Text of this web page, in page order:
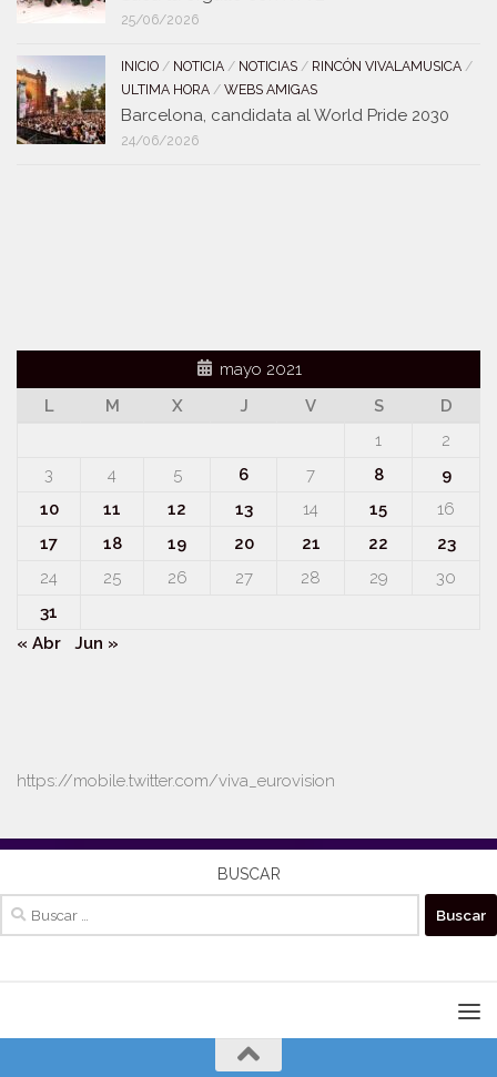
25/06/2026
INICIO / NOTICIA / NOTICIAS / RINCÓN VIVALAMUSICA /
ULTIMA HORA / WEBS AMIGAS
Barcelona, candidata al World Pride 2030
24/06/2026
mayo 2021
L
M X J V S
D
1
2
3
4 5 6 7 8
9
10
11 12 13 14 15
16
17
18 19 20 21 22
23
24
25 26 27 28 29
30
31
« Abr
Jun »
https://mobile.twitter.com/viva_eurovision
BUSCAR